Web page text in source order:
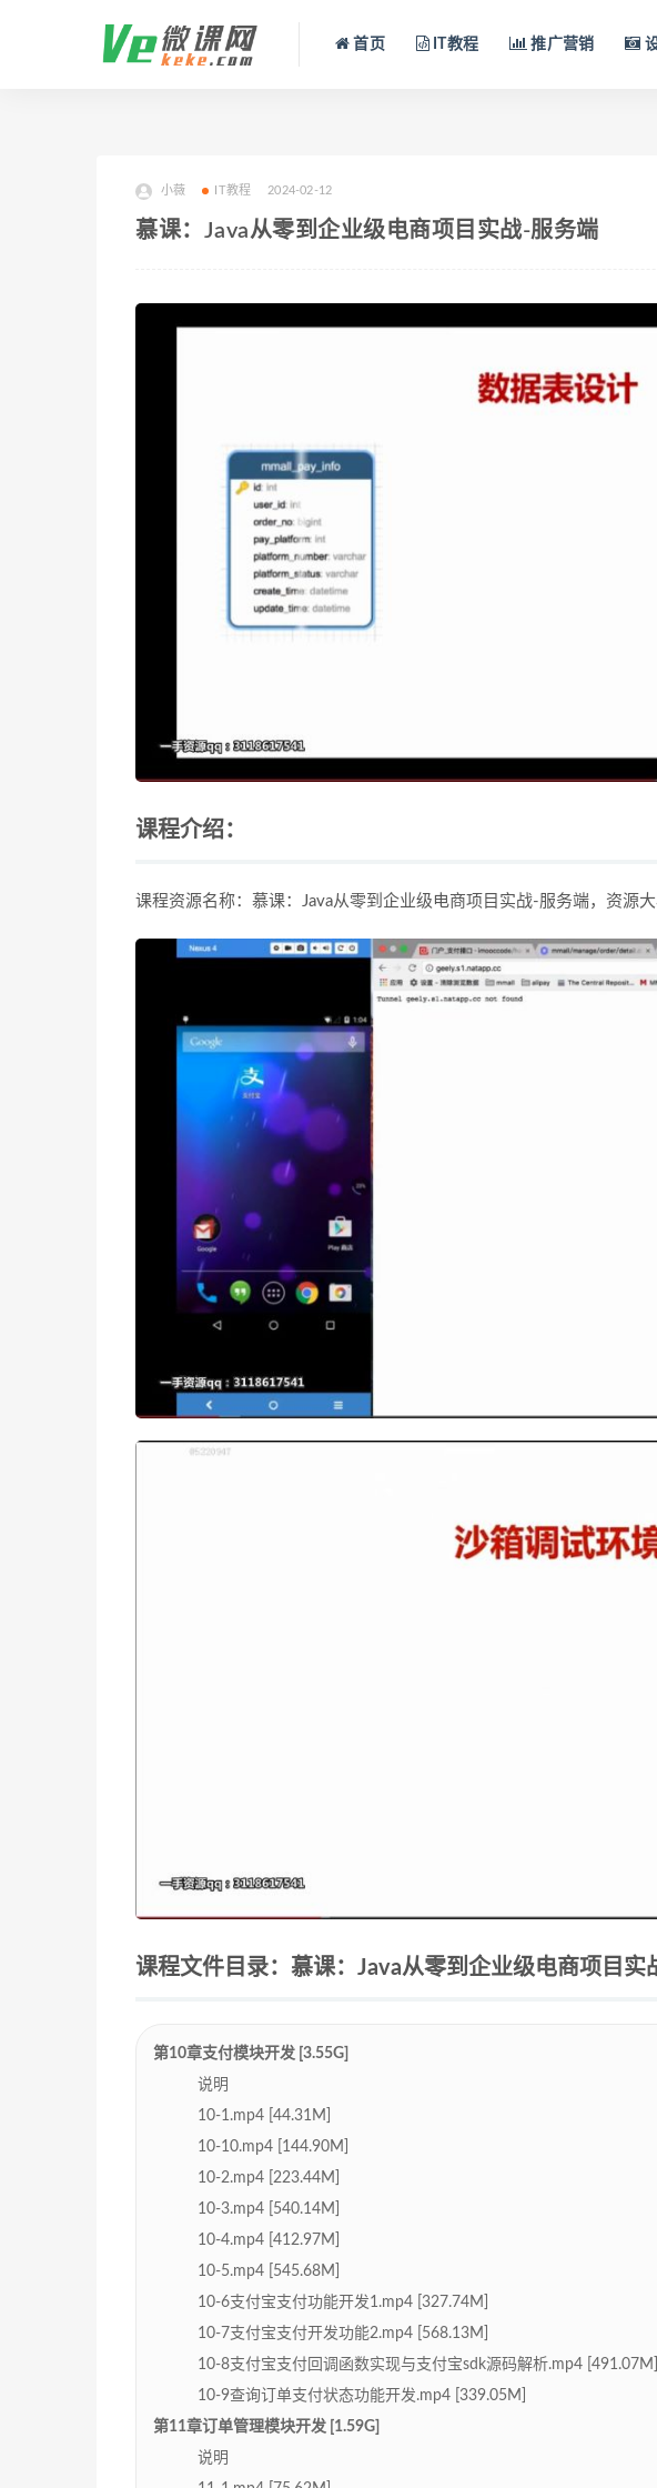
首页 IT教程 推广营销
小薇 IT教程 2024-02-12
慕课：Java从零到企业级电商项目实战-服务端
课程介绍：
课程资源名称：慕课：Java从零到企业级电商项目实战-服务端，资源
课程文件目录：慕课：Java从零到企业级电商项目实
第10章支付模块开发 [3.55G]
说明
10-1.mp4 [44.31M]
10-10.mp4 [144.90M]
10-2.mp4 [223.44M]
10-3.mp4 [540.14M]
10-4.mp4 [412.97M]
10-5.mp4 [545.68M]
10-6支付宝支付功能开发1.mp4 [327.74M]
10-7支付宝支付开发功能2.mp4 [568.13M]
10-8支付宝支付回调函数实现与支付宝sdk源码解析.mp4 [491.07M]
10-9查询订单支付状态功能开发.mp4 [339.05M]
第11章订单管理模块开发 [1.59G]
说明